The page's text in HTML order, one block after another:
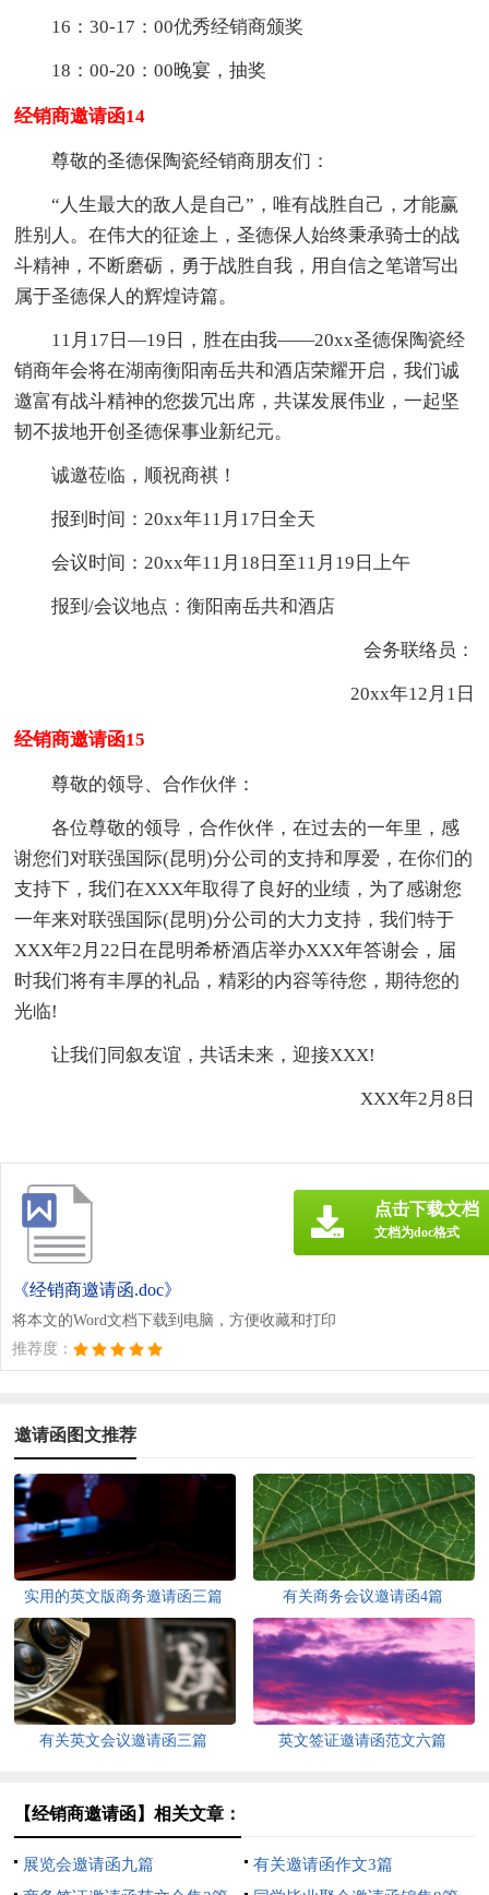
16：30-17：00优秀经销商颁奖
18：00-20：00晚宴，抽奖
经销商邀请函14
尊敬的圣德保陶瓷经销商朋友们：
“人生最大的敌人是自己”，唯有战胜自己，才能赢
胜别人。在伟大的征途上，圣德保人始终秉承骑士的战
斗精神，不断磨砺，勇于战胜自我，用自信之笔谱写出
属于圣德保人的辉煌诗篇。
11月17日—19日，胜在由我——20xx圣德保陶瓷经
销商年会将在湖南衡阳南岳共和酒店荣耀开启，我们诚
邀富有战斗精神的您拨冗出席，共谋发展伟业，一起坚
韧不拔地开创圣德保事业新纪元。
诚邀莅临，顺祝商祺！
报到时间：20xx年11月17日全天
会议时间：20xx年11月18日至11月19日上午
报到/会议地点：衡阳南岳共和酒店
会务联络员：
20xx年12月1日
经销商邀请函15
尊敬的领导、合作伙伴：
各位尊敬的领导，合作伙伴，在过去的一年里，感
谢您们对联强国际(昆明)分公司的支持和厚爱，在你们的
支持下，我们在XXX年取得了良好的业绩，为了感谢您
一年来对联强国际(昆明)分公司的大力支持，我们特于
XXX年2月22日在昆明希桥酒店举办XXX年答谢会，届
时我们将有丰厚的礼品，精彩的内容等待您，期待您的
光临!
让我们同叙友谊，共话未来，迎接XXX!
XXX年2月8日
《经销商邀请函.doc》
将本文的Word文档下载到电脑，方便收藏和打印
推荐度：
点击下载文档
文档为doc格式
邀请函图文推荐
实用的英文版商务邀请函三篇 有关商务会议邀请函4篇
有关英文会议邀请函三篇 英文签证邀请函范文六篇
【经销商邀请函】相关文章：
展览会邀请函九篇
有关邀请函作文3篇